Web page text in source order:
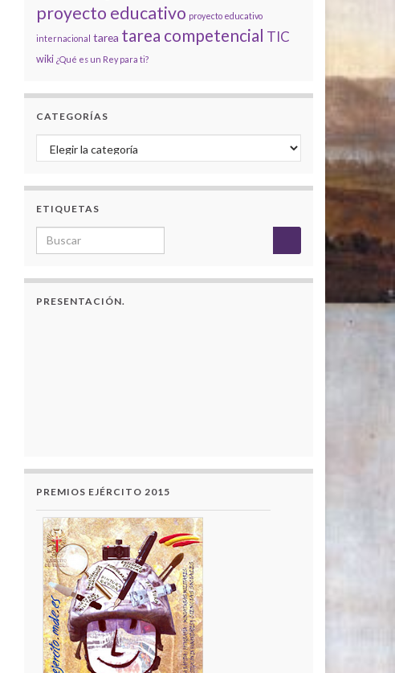
proyecto educativo proyecto educativo
internacional tarea tarea competencial TIC
wiki ¿Qué es un Rey para ti?
CATEGORÍAS
Categorías
ETIQUETAS
Search for:
PRESENTACIÓN.
PREMIOS EJÉRCITO 2015